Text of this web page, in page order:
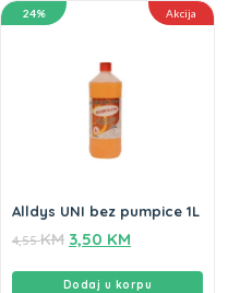
24% Akcija
Alldys UNI bez pumpice 1L
4,55KM 3,50 KM
Dodaj u korpu